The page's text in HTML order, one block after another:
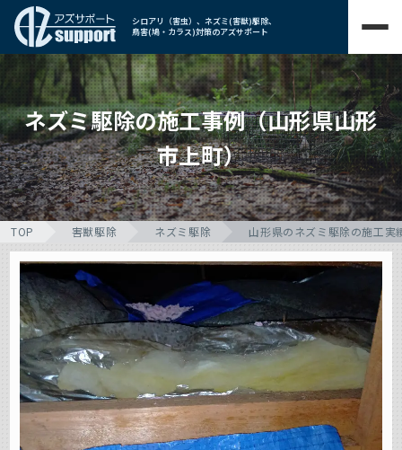
シロアリ（害虫）、ネズミ(害獣)駆除、
鳥害(鳩・カラス)対策のアズサポート
ネズミ駆除の施工事例（山形県山形
市上町）
TOP 害獣駆除 ネズミ駆除 山形県のネズミ駆除の施工実